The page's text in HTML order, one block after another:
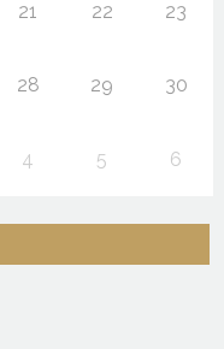
21 22 23
28 29 30
4 5 6